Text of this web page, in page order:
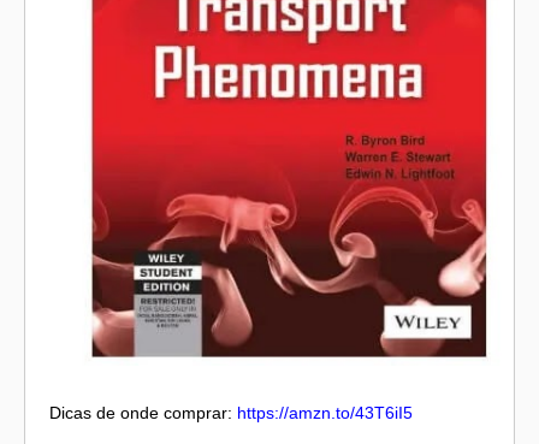
Dicas de onde comprar: https://amzn.to/43T6iI5